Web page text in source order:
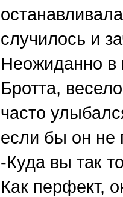
случилось и
Неожиданно в
Бротта,
часто
если бы он не
-Куда вы так
Как перфект,